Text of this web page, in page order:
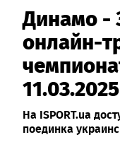
Динамо -
онлайн-
11.03.2025
На ISPORT.ua
поединка